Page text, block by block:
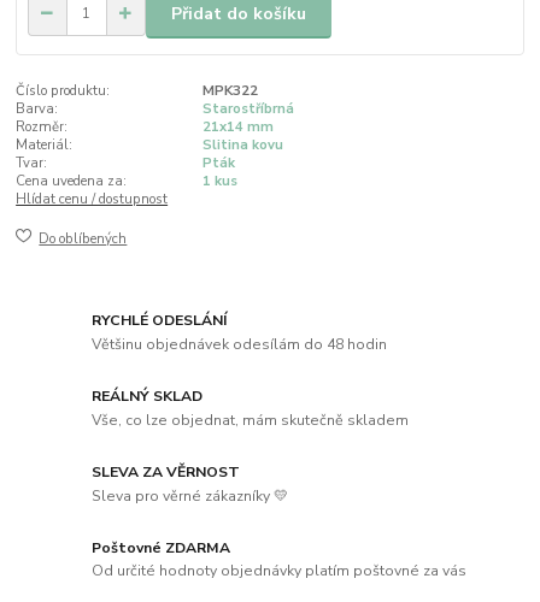
Přidat do košíku
Číslo produktu:
MPK322
Barva:
Starostříbrná
Rozměr:
21x14 mm
Materiál:
Slitina kovu
Tvar:
Pták
Cena uvedena za:
1 kus
Hlídat cenu / dostupnost
Do oblíbených
RYCHLÉ ODESLÁNÍ
Většinu objednávek odesílám do 48 hodin
REÁLNÝ SKLAD
Vše, co lze objednat, mám skutečně skladem
SLEVA ZA VĚRNOST
Sleva pro věrné zákazníky 💛
Poštovné ZDARMA
Od určité hodnoty objednávky platím poštovné za vás